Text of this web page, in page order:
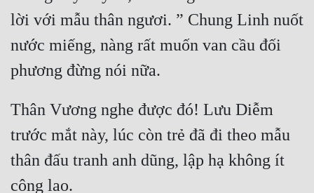
Đông Phương
Đông Phương Huyền Huyễn
Cẩu Đạo Trường Sinh
lời với mẫu thân ngươi. ” Chung Linh nuốt
nước miếng, nàng rất muốn van cầu đối
Thân Vương nghe được đó! Lưu Diễm
trước mắt này, lúc còn trẻ đã đi theo mẫu
thân đấu tranh anh dũng, lập hạ không ít